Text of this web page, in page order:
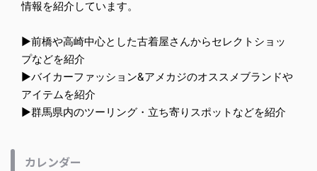
情報を紹介しています。
▶︎前橋や高崎中心とした古着屋さんからセレクトショッ
プなどを紹介
▶︎バイカーファッション&アメカジのオススメブランドや
アイテムを紹介
▶︎群馬県内のツーリング・立ち寄りスポットなどを紹介
カレンダー